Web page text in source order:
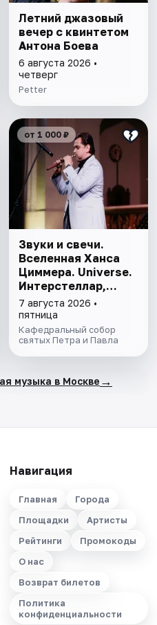
Летний джазовый
вечер с квинтетом
Антона Боева
6 августа 2026 •
четверг
Petter
от 1 000 ₽
Звуки и свечи.
Вселенная Ханса
Циммера. Universe.
Интерстеллар,
Пираты Карибского
моря, Гладиатор,
Король лев
7 августа 2026 •
пятница
Кафедральный собор
святых Петра и Павла
музыка в Москве →
Навигация
Главная
Города
Площадки
Артисты
Рейтинги
Промокоды
О нас
Возврат билетов
Политика
конфиденциальности